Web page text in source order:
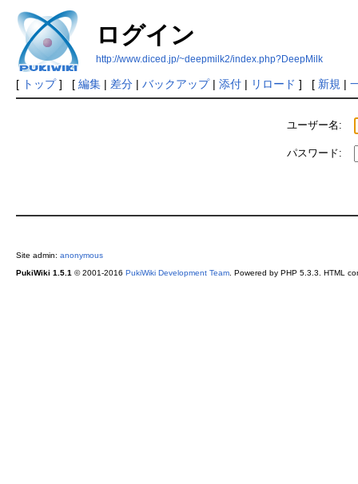
ログイン
http://www.diced.jp/~deepmilk2/index.php?DeepMilk
[ トップ] [ 編集| 差分| バックアップ| 添付| リロード ] [ 新規 |
ユーザー名:
パスワード:
Site admin: anonymous
PukiWiki 1.5.1 © 2001-2016 PukiWiki Development Team. Powered by PHP 5.3.3. HTML